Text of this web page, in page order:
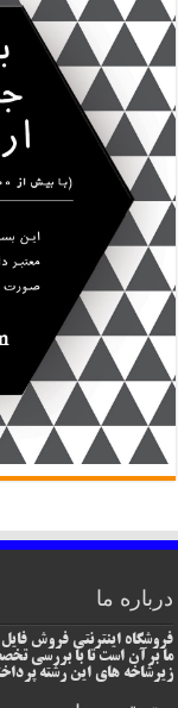
درباره ما
ما برآن است تا با بررسی
زیرشاخه های این رشته